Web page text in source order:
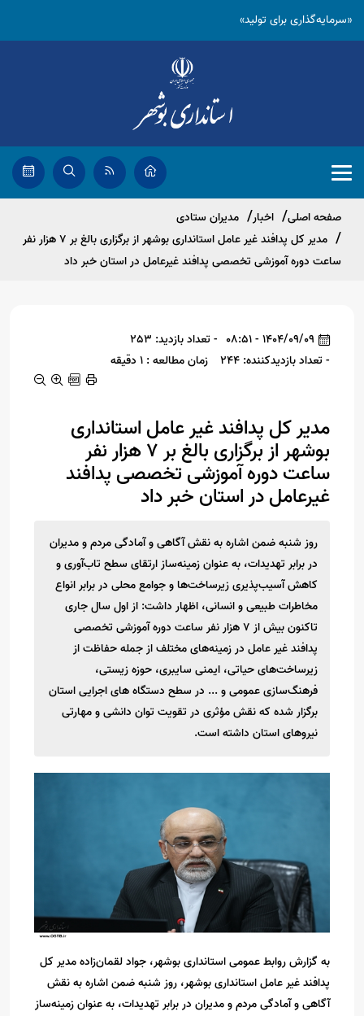
«سرمایه‌گذاری برای تولید»
صفحه اصلی اخبار
مدیران ستادی
مدیر کل پدافند غیر عامل استانداری بوشهر از برگزاری بالغ بر ۷ هزار نفر
ساعت دوره آموزشی تخصصی پدافند غیرعامل در استان خبر داد
1404/09/09 - 08:51
- تعداد بازدید: 253
- تعداد بازدیدکننده: 244
زمان مطالعه : 1 دقیقه
مدیر کل پدافند غیر عامل استانداری
بوشهر از برگزاری بالغ بر ۷ هزار نفر
ساعت دوره آموزشی تخصصی پدافند
غیرعامل در استان خبر داد
روز شنبه ضمن اشاره به نقش آگاهی و آمادگی مردم و مدیران
در برابر تهدیدات، به عنوان زمینه‌ساز ارتقای سطح تاب‌آوری و
کاهش آسیب‌پذیری زیرساخت‌ها و جوامع محلی در برابر انواع
مخاطرات طبیعی و انسانی، اظهار داشت: از اول سال جاری
تاکنون بیش از ۷ هزار نفر ساعت دوره آموزشی تخصصی
پدافند غیر عامل در زمینه‌های مختلف از جمله حفاظت از
زیرساخت‌های حیاتی، ایمنی سایبری، حوزه زیستی،
فرهنگ‌سازی عمومی و ... در سطح دستگاه های اجرایی استان
برگزار شده که نقش مؤثری در تقویت توان دانشی و مهارتی
نیروهای استان داشته است.
به گزارش روابط عمومی استانداری بوشهر، جواد لقمان‌زاده مدیر کل
پدافند غیر عامل استانداری بوشهر، روز شنبه ضمن اشاره به نقش
آگاهی و آمادگی مردم و مدیران در برابر تهدیدات، به عنوان زمینه‌ساز